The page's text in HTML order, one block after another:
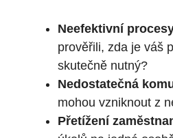
Neefektivní
prověřili, zda je váš
skutečně nutný?
Nedostatečná
mohou vzniknout z
Přetížení